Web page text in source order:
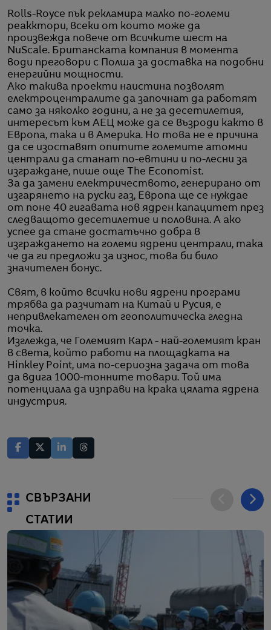
Rolls-Royce пък рекламира малко по-големи
реакктори, всеки от които може да
произвежда повече от всичките шест на
NuScale. Британската компания в момента
води преговори с Полша за доставка на подобни
енергийни мощности.
Ако такива проекти наистина позволят
електроцентралите да започнат да работят
само за няколко години, а не за десетилетия,
интересът към АЕЦ може да се възроди както в
Европа, така и в Америка. Но това не е причина
да се изоставят опитите големите атомни
централи да станат по-евтини и по-лесни за
изграждане, пише още The Economist.
За да замени електричеството, генерирано от
изгарянето на руски газ, Европа ще се нуждае
от поне 40 гигавата нов ядрен капацитет през
следващото десетилетие и половина. А ако
успее да стане достатъчно добра в
изграждането на големи ядрени централи, така
че да ги предложи за износ, това би било
значителен бонус.
Свят, в който всички нови ядрени програми
трябва да разчитат на Китай и Русия, е
непривлекателен от геополитическа гледна
точка.
Изглежда, че Големият Карл - най-големият кран
в света, който работи на площадката на
Hinkley Point, има по-сериозна задача от това
да вдига 1000-тонните товари. Той има
потенциала да изправи на крака цялата ядрена
индустрия.
СВЪРЗАНИ
СТАТИИ